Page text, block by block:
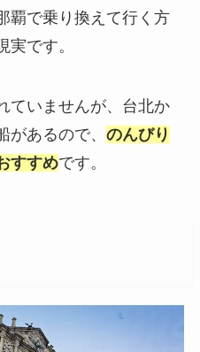
覇で乗り換えて行く方
です。
ていませんが、台北か
があるので、 のんびり
すすめです。